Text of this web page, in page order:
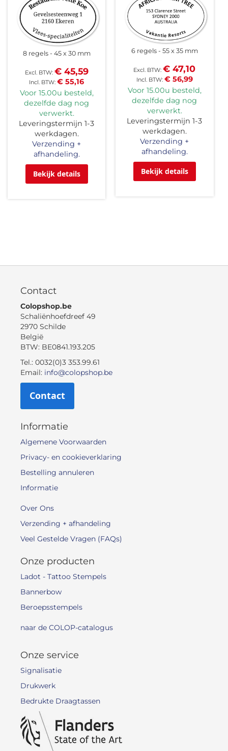
8 regels 45 x 30 mm
€ 55,16
€ 45,59
Voor 15.00u besteld,
dezelfde dag nog
verwerkt.
Leveringstermijn 1-3
werkdagen.
Verzending +
afhandeling.
Bekijk details
6 regels 55 x 35 mm
€ 56,99
€ 47,10
Voor 15.00u besteld,
dezelfde dag nog
verwerkt.
Leveringstermijn 1-3
werkdagen.
Verzending +
afhandeling.
Bekijk details
Contact
Colopshop.be
Schaliënhoefdreef 49
2970 Schilde
België
BTW: BE0841.193.205
Tel.: 0032(0)3 353.99.61
Email: info@colopshop.be
Contact
Informatie
Algemene Voorwaarden
Privacy- en cookieverklaring
Bestelling annuleren
Informatie
Over Ons
Verzending + afhandeling
Veel Gestelde Vragen (FAQs)
Onze producten
Ladot - Tattoo Stempels
Bannerbow
Beroepsstempels
naar de COLOP-catalogus
Onze service
Signalisatie
Drukwerk
Bedrukte Draagtassen